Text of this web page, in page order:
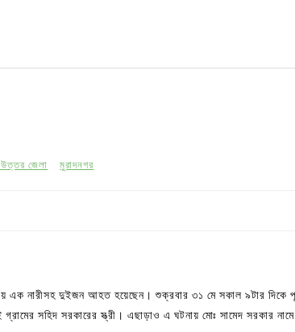
উত্তর জেলা মুরাদনগর
এক নারীসহ দুইজন আহত হয়েছেন। শুক্রবার ৩১ মে সকাল ৯টার দিকে
সহিদ সরকারের স্ত্রী। এছাড়াও এ ঘটনায় মোঃ সামেদ সরকার